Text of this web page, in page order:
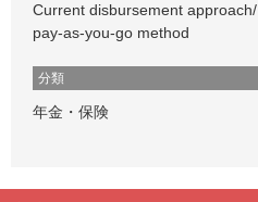
Current disbursement approach/
pay-as-you-go method
分類
年金・保険